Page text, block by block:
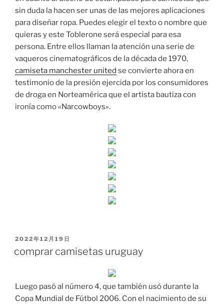
sin duda la hacen ser unas de las mejores aplicaciones
para diseñar ropa. Puedes elegir el texto o nombre que
quieras y este Toblerone será especial para esa
persona. Entre ellos llaman la atención una serie de
vaqueros cinematográficos de la década de 1970,
camiseta manchester united se convierte ahora en
testimonio de la presión ejercida por los consumidores
de droga en Norteamérica que el artista bautiza con
ironía como «Narcowboys».
PUBLICADO
2022年12月19日
comprar camisetas uruguay
Luego pasó al número 4, que también usó durante la
Copa Mundial de Fútbol 2006. Con el nacimiento de su